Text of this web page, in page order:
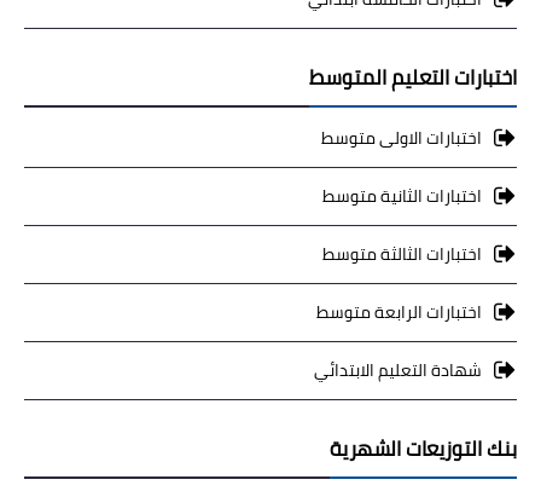
اختبارات التعليم المتوسط
اختبارات الاولى متوسط
اختبارات الثانية متوسط
اختبارات الثالثة متوسط
اختبارات الرابعة متوسط
شهادة التعليم الابتدائي
بنك التوزيعات الشهرية